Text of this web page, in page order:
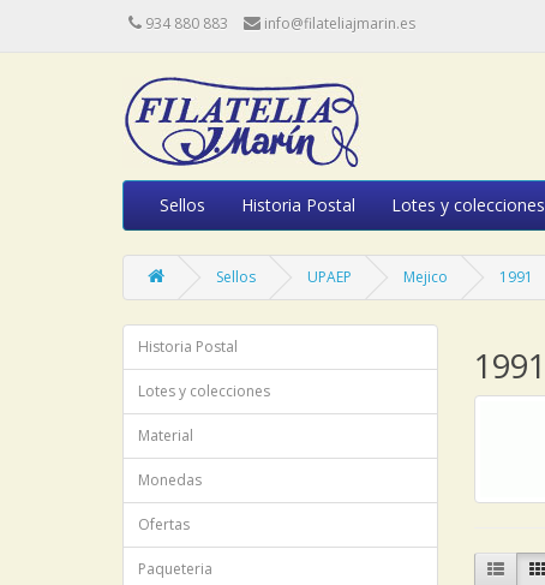
934 880 883 info@filateliajmarin.es
Sellos Historia Postal Lotes y colecciones
Sellos UPAEP Mejico 1991
Historia Postal
Lotes y colecciones
Material
Monedas
Ofertas
Paqueteria
1991